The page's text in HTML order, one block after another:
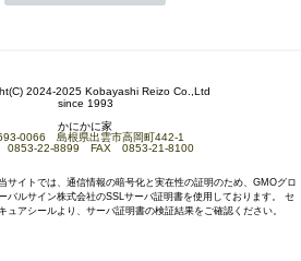
2024-2025 Kobayashi Reizo Co.,Ltd
since 1993
かにかに家
0066 島根県出雲市高岡町442-1
0853-22-8899 FAX 0853-21-8100
当サイトでは、通信情報の暗号化と実在性の証明のため、GMOグロ
バルサイン株式会社のSSLサーバ証明書を使用しております。 セ
キュアシールより、サーバ証明書の検証結果をご確認ください。